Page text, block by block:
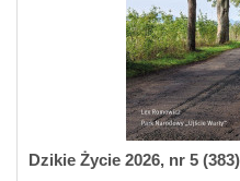
Dzikie Życie 2026, nr 5